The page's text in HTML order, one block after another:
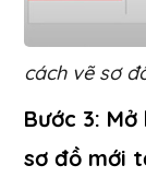
cách vẽ sơ
Bước 3:
sơ đồ mới